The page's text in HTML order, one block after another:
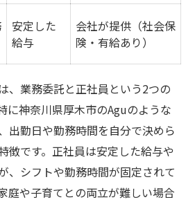
が語る業務委託の体験談
室業務委託のポイント集
ランス実現へ美容室での新提案
バランスを保つコツ
委託が叶える新しい働き方
両立を支える制度紹介
けワークライフバランスの秘
安定した
給与
会社が提供（社会保
険・有給あり）
、業務委託と正社員という2つの
に神奈川県厚木市のAguのような
出勤日や勤務時間を自分で決めら
徴です。正社員は安定した給与や
、シフトや勤務時間が固定されて
庭や子育てとの両立が難しい場合